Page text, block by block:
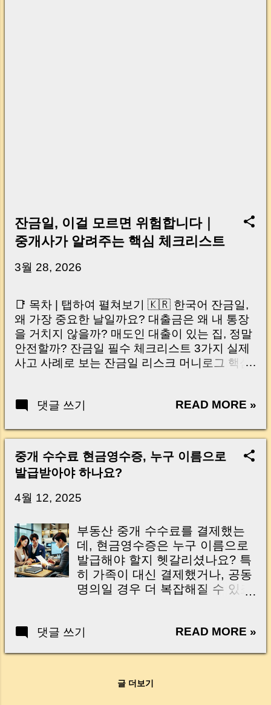
잔금일, 이걸 모르면 위험합니다｜
중개사가 알려주는 핵심 체크리스트
3월 28, 2026
📑 목차 | 탭하여 펼쳐보기 🇰🇷 한국어 잔금일,
왜 가장 중요한 날일까요? 대출금은 왜 내 통장
을 거치지 않을까? 매도인 대출이 있는 집, 정말
안전할까? 잔금일 필수 체크리스트 3가지 실제
사고 사례로 보는 잔금일 리스크 머니로그 핵심
Your Account Is It Safe If the Seller Has a
Real Risks and Mistakes to Avoid MoneyLog
Key Takeaway 혹시 이런 생각 해보신 적 있으
신가요? “잔금일… 그냥 돈 보내고 끝나는 거 아
닌가요?” 하지만 현장에서 보면 전혀 그렇지 않
습니다. 잔금일은 ‘서류 몇 장 처리하는 날’이 아
이는 가장 긴장되는 순간 입니다. 실제로 제가
중개 현장에서 겪었던 일입니다. 금요일 오후 3
시, 이체 한도에 막혀 송금이 멈췄고 그 자리에
서 계약이 무산될 뻔한 아찔한 상황이 있었습니
다. 또 어떤 분은 이렇게 말씀하십니다. “내 대출
인데 왜 내 통장으로 안 들어오죠?” “매도인이 대
사실은 ‘구조’를 몰라서 생기는 걱정입니다. 그래
서 오늘은 잔금일에 실제로 돈이 어떻게 움직이
는지, 왜 사고가 나는지, 그리고 무엇을 꼭 준비
드리겠습니다. 이 글 하나만 제대로 이해하시면,
댓글 쓰기 READ MORE »
중개 수수료 현금영수증, 누구 이름으로
발급받아야 하나요?
4월 12, 2025
부동산 중개 수수료를 결제했는
데, 현금영수증은 누구 이름으로
발급해야 할지 헷갈리셨나요? 특
히 가족이 대신 결제했거나, 공동
명의일 경우 더 복잡해질 수 있죠.
estate brokerage fee? It can get
발급의 기본 원칙’ 부터 실제 사
댓글 쓰기 READ MORE »
글 더보기